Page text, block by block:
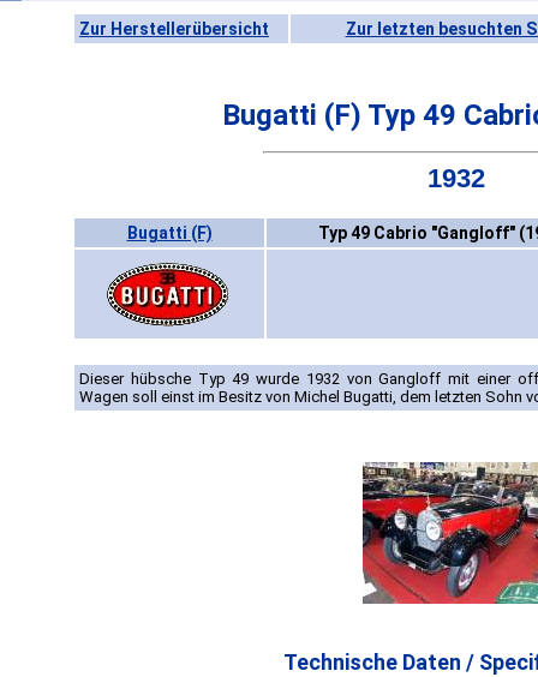
Zur Herstellerübersicht Zur letzten besuchten
Bugatti (F) Typ 49
1932
Bugatti (F) Typ 49 Cabrio "Gangloff"
Dieser hübsche Typ 49 wurde 1932 von Gangloff mit einer
Wagen soll einst im Besitz von Michel Bugatti, dem letzten Sohn
Technische Daten /